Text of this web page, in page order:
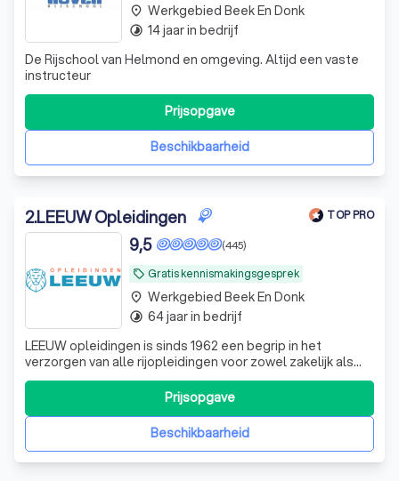
De Rijschool van Helmond en omgeving. Altijd een vaste
instructeur
Beschikbaarheid
Prijsopgave
place Werkgebied Beek En Donk
timelapse 14 jaar in bedrijf
2.LEEUW Opleidingen TOP PRO
local_offer Gratis kennismakingsgesprek
(445)
9,5
LEEUW opleidingen is sinds 1962 een begrip in het
verzorgen van alle rijopleidingen voor zowel zakelijk als
particulier.
Beschikbaarheid
Prijsopgave
place Werkgebied Beek En Donk
timelapse 64 jaar in bedrijf